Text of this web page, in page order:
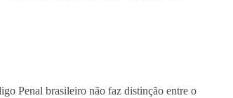
Penal brasileiro não faz distinção entre o